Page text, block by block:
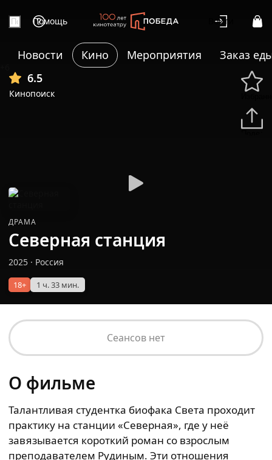
Помощь Войти
Новости Кино Мероприятия
Заказ
6.5
Кинопоиск
ДРАМА
Северная станция
2025 · Россия
18+ 1 ч. 33 мин.
Сеансов нет
О фильме
Талантливая студентка биофака Света проходит
практику на станции «Северная», где у неё
завязывается короткий роман со взрослым
преподавателем Рудиным. Эти отношения